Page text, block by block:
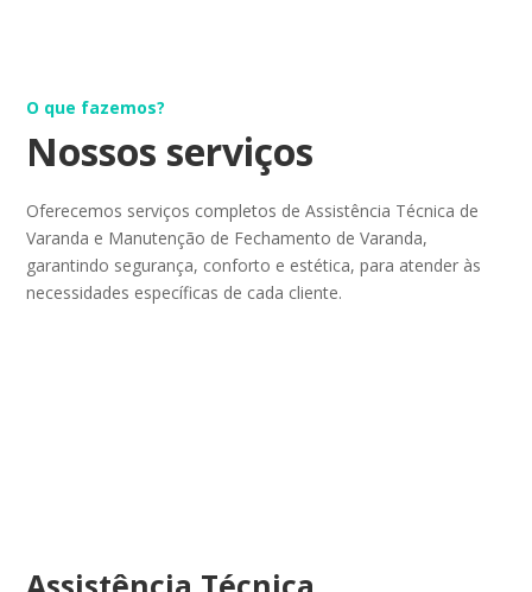
O que fazemos?
Nossos serviços
Oferecemos serviços completos de Assistência Técnica de
Varanda e Manutenção de Fechamento de Varanda,
garantindo segurança, conforto e estética, para atender às
necessidades específicas de cada cliente.